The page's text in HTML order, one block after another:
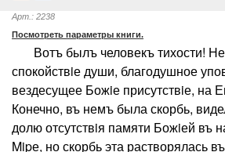
Арт.: 2238
Посмотреть параметры книги.
Вотъ былъ человекъ тихости!
спокойствiе души, благодушное
вездесущее Божiе присутствiе, на
Конечно, въ немъ была скорбь,
долю отсутствiя памяти Божiей въ
Mipе, но скорбь эта растворялась